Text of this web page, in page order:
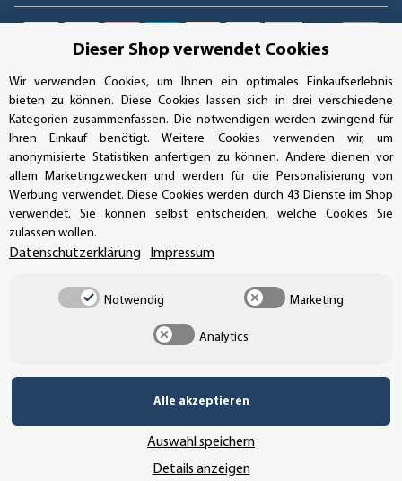
SSL-Verschlüsselung
UNSER VERSANDDIENSTLEISTER
Vertrag widerrufen
Dieser Shop verwendet Cookies
Wir verwenden Cookies, um Ihnen ein optimales Einkaufserlebnis
bieten zu können. Diese Cookies lassen sich in drei verschiedene
Kategorien zusammenfassen. Die notwendigen werden zwingend für
Ihren Einkauf benötigt. Weitere Cookies verwenden wir, um
anonymisierte Statistiken anfertigen zu können. Andere dienen vor
allem Marketingzwecken und werden für die Personalisierung von
Werbung verwendet. Diese Cookies werden durch 43 Dienste im Shop
verwendet. Sie können selbst entscheiden, welche Cookies Sie
zulassen wollen.
Datenschutzerklärung Impressum
Notwendig Marketing
Analytics
Alle akzeptieren
Auswahl speichern
Details anzeigen